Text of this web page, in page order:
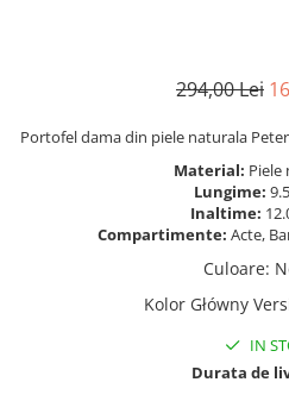
294,00 Lei
Portofel dama din piele naturala
Material: Piele
Lungime:
Inaltime:
Compartimente: Acte,
Culoare:
Kolor Główny
IN
Durata de